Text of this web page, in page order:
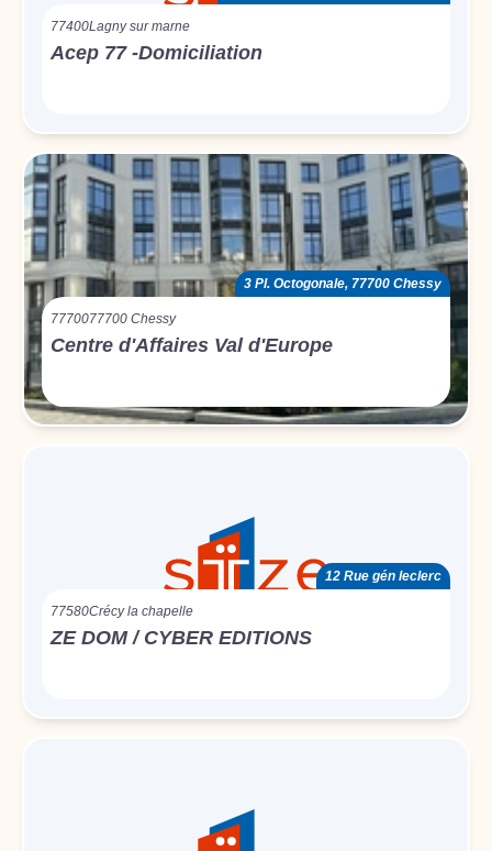
77400Lagny sur marne
Acep 77 -Domiciliation
3 Pl. Octogonale, 77700 Chessy
7770077700 Chessy
Centre d'Affaires Val d'Europe
12 Rue gén leclerc
77580Crécy la chapelle
ZE DOM / CYBER EDITIONS